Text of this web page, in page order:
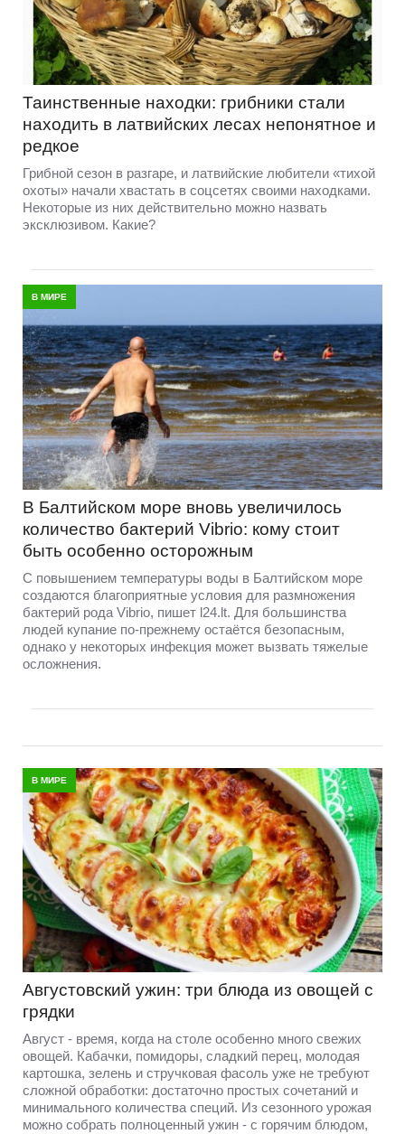
Таинственные находки: грибники стали
находить в латвийских лесах непонятное и
редкое
Грибной сезон в разгаре, и латвийские любители «тихой
охоты» начали хвастать в соцсетях своими находками.
Некоторые из них действительно можно назвать
эксклюзивом. Какие?
В МИРЕ
В Балтийском море вновь увеличилось
количество бактерий Vibrio: кому стоит
быть особенно осторожным
С повышением температуры воды в Балтийском море
создаются благоприятные условия для размножения
бактерий рода Vibrio, пишет l24.lt. Для большинства
людей купание по-прежнему остаётся безопасным,
однако у некоторых инфекция может вызвать тяжелые
осложнения.
В МИРЕ
Августовский ужин: три блюда из овощей с
грядки
Август - время, когда на столе особенно много свежих
овощей. Кабачки, помидоры, сладкий перец, молодая
картошка, зелень и стручковая фасоль уже не требуют
сложной обработки: достаточно простых сочетаний и
минимального количества специй. Из сезонного урожая
можно собрать полноценный ужин - с горячим блюдом,